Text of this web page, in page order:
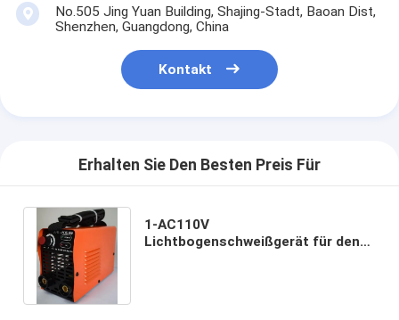
No.505 Jing Yuan Building, Shajing-Stadt, Baoan Dist,
Shenzhen, Guangdong, China
Kontakt
Erhalten Sie Den Besten Preis Für
1-AC110V
Lichtbogenschweißgerät für den